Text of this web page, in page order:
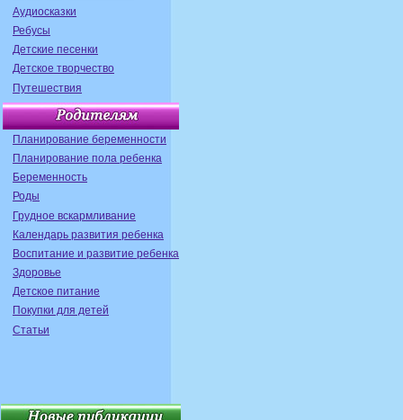
Аудиосказки
Ребусы
Детские песенки
Детское творчество
Путешествия
Планирование беременности
Планирование пола ребенка
Беременность
Роды
Грудное вскармливание
Календарь развития ребенка
Воспитание и развитие ребенка
Здоровье
Детское питание
Покупки для детей
Статьи